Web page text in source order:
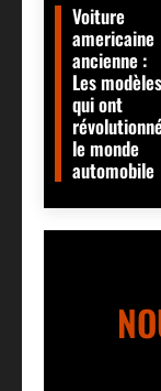
Voiture
americaine
ancienne :
Les modèles
qui ont
le monde
automobile